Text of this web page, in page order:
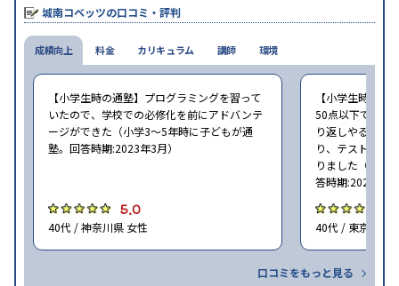
城南コベッツの口コミ・評判
成績向上
【小学生時の通塾】プログラミングを習って
いたので、学校での必修化を前にアドバンテ
ージができた（小学3〜5年時に子どもが通
塾。回答時期:2023年3月）
5.0
40代 / 神奈川県 女性
【小学生時の通
50点以下でした
り返しやること
り、テストの点
りました（小学
答時期:2023年3
40代 / 東京都 女
口コミをもっと見る
料金 カリキュラム 講師 環境